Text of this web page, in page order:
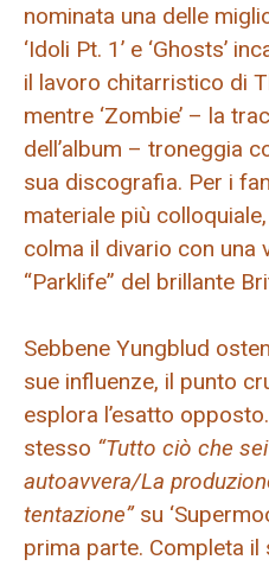
nominata una delle
‘Idoli Pt. 1’ e ‘Ghosts’
il lavoro chitarristico di
mentre ‘Zombie’ – la
dell’album – troneggia
sua discografia. Per i
materiale più
colma il divario con una
“Parklife” del brillante
Sebbene Yungblud
sue influenze, il punto
esplora l’esatto
stesso “Tutto ciò che
autoavvera/La
tentazione”su
prima parte. Completa il